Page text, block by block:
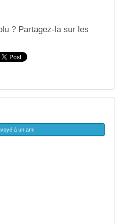
? Partagez-la sur les
à un ami